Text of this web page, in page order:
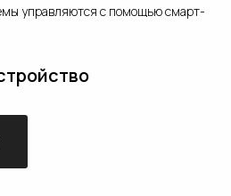
управляются с помощью смарт-